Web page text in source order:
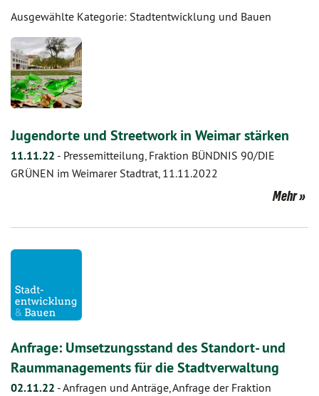
Ausgewählte Kategorie: Stadtentwicklung und Bauen
Jugendorte und Streetwork in Weimar stärken
11.11.22 - Pressemitteilung, Fraktion BÜNDNIS 90/DIE
GRÜNEN im Weimarer Stadtrat, 11.11.2022
Mehr
Anfrage: Umsetzungsstand des Standort- und
Raummanagements für die Stadtverwaltung
02.11.22 -Anfragen und Anträge, Anfrage der Fraktion